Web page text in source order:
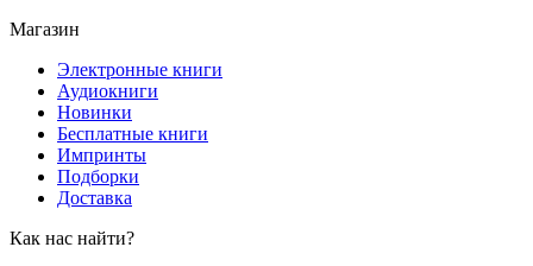
Магазин
Электронные книги
Аудиокниги
Новинки
Бесплатные книги
Импринты
Подборки
Доставка
Как нас найти?